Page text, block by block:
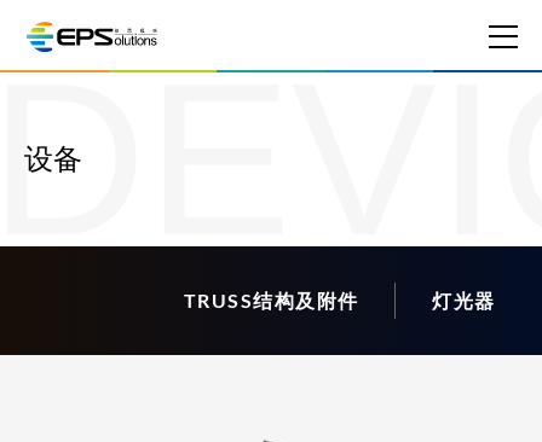
设备
TRUSS结构及附件 灯光器材